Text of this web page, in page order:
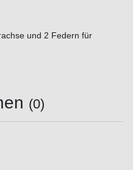
und 2 Federn für
(0)